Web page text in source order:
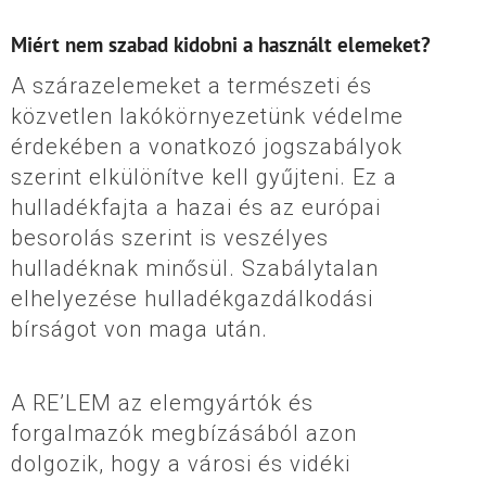
Miért nem szabad kidobni a használt elemeket?
A szárazelemeket a természeti és
közvetlen lakókörnyezetünk védelme
érdekében a vonatkozó jogszabályok
szerint elkülönítve kell gyűjteni. Ez a
hulladékfajta a hazai és az európai
besorolás szerint is veszélyes
hulladéknak minősül. Szabálytalan
elhelyezése hulladékgazdálkodási
bírságot von maga után.
A RE’LEM az elemgyártók és
forgalmazók megbízásából azon
dolgozik, hogy a városi és vidéki